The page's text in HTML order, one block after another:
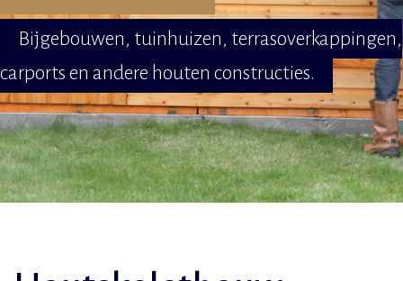
Bijgebouwen, tuinhuizen, terrasoverkappingen,
carports en andere houten constructies.